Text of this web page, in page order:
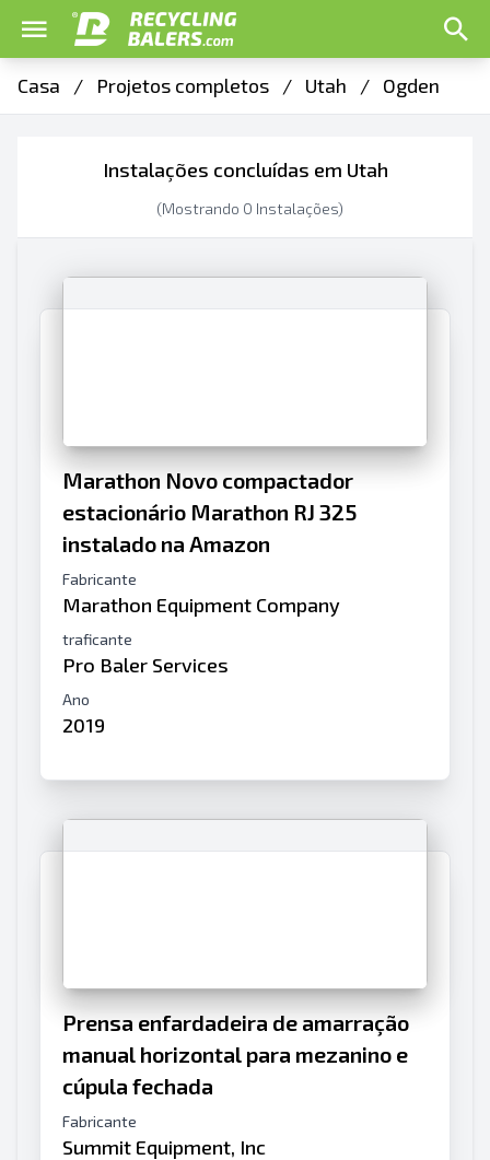
Casa / Projetos completos / Utah / Ogden
Instalações concluídas em Utah
(Mostrando 0 Instalações)
Marathon Novo compactador
estacionário Marathon RJ 325
instalado na Amazon
Fabricante
Marathon Equipment Company
traficante
Pro Baler Services
Ano
2019
Prensa enfardadeira de amarração
manual horizontal para mezanino e
cúpula fechada
Fabricante
Summit Equipment, Inc